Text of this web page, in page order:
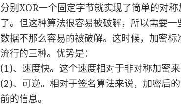
分别XOR一个固定字节就实现了简单的对
了。但这种算法很容易被破解，所以需要
数据不那么容易的被破解。这时候，加密
流行的三种。优势是：
(1)、速度快。这个速度相对于非对称加密
(2)、可逆。相对于签名算法来说，加密后
前的信息。